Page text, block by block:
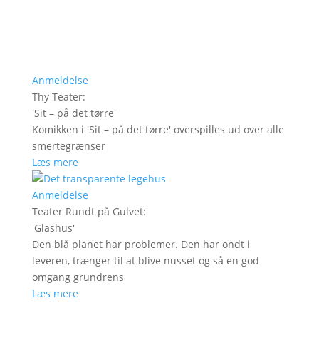
Anmeldelse
Thy Teater:
'Sit – på det tørre'
Komikken i 'Sit – på det tørre' overspilles ud over alle
smertegrænser
Læs mere
Anmeldelse
Teater Rundt på Gulvet:
'Glashus'
Den blå planet har problemer. Den har ondt i
leveren, trænger til at blive nusset og så en god
omgang grundrens
Læs mere